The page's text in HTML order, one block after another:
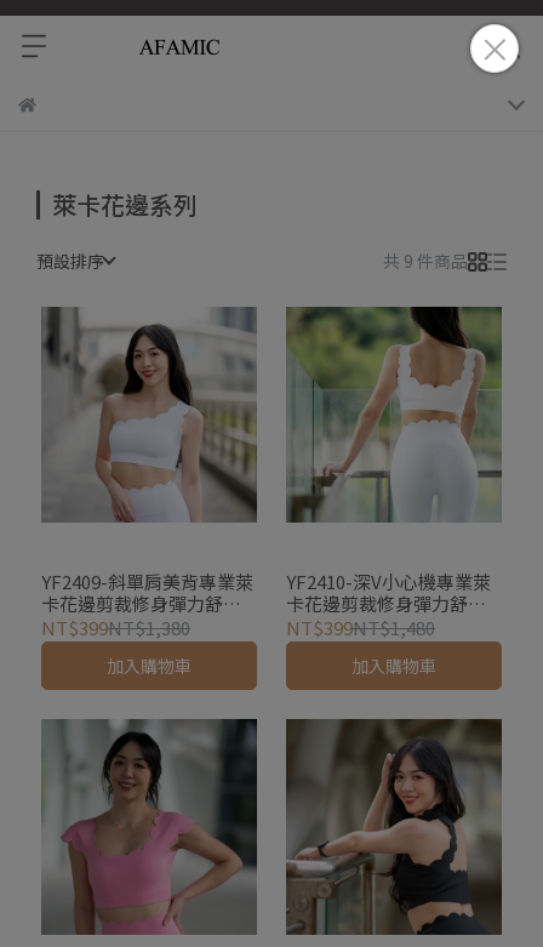
萊卡花邊系列
預設排序 共 9 件商品
YF2409-斜單肩美背專業萊
卡花邊剪裁修身彈力舒適
透氣健身背心上衣瑜珈服
NT$399NT$1,380
加入購物車
YF2410-深V小心機專業萊
卡花邊剪裁修身彈力舒適
透氣健身背心上衣瑜珈服
(皮拉提斯)
NT$399NT$1,480
加入購物車